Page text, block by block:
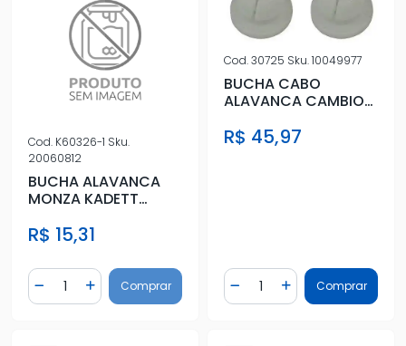
Cod. K60326-1 Sku.
20060812
BUCHA ALAVANCA
MONZA KADETT
R$ 15,31
Diminuir Quantidade
Quantidade
Adicionar Quantidade
Comprar
Cod.30725 Sku.10049977
BUCHA CABO
ALAVANCA CAMBIO
ECOSPORT(AUTOMA
TICO) JOGO
R$ 45,97
Diminuir Quantidade
Quantidade
AdicionarComprar